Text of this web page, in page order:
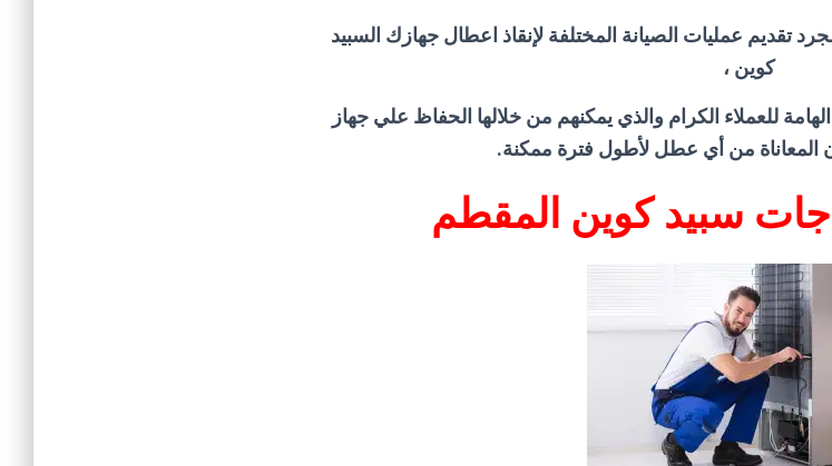
تقديم عمليات الصيانة المختلفة لإنقاذ اعطال جهازك السبيد
كوين ،
للعملاء الكرام والذي يمكنهم من خلالها الحفاظ علي جهاز
المعاناة من أي عطل لأطول فترة ممكنة.
سبيد كوين المقطم